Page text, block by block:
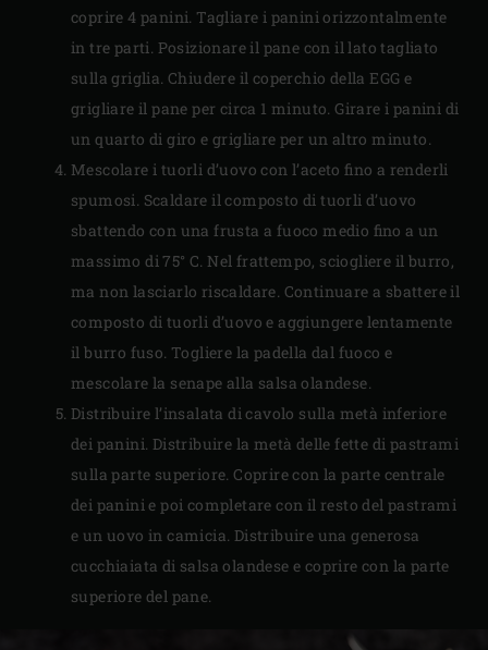
coprire 4 panini. Tagliare i panini orizzontalmente
in tre parti. Posizionare il pane con il lato tagliato
sulla griglia. Chiudere il coperchio della EGG e
grigliare il pane per circa 1 minuto. Girare i panini di
un quarto di giro e grigliare per un altro minuto.
Mescolare i tuorli d’uovo con l’aceto fino a renderli
spumosi. Scaldare il composto di tuorli d’uovo
sbattendo con una frusta a fuoco medio fino a un
massimo di 75° C. Nel frattempo, sciogliere il burro,
ma non lasciarlo riscaldare. Continuare a sbattere il
composto di tuorli d’uovo e aggiungere lentamente
il burro fuso. Togliere la padella dal fuoco e
mescolare la senape alla salsa olandese.
Distribuire l’insalata di cavolo sulla metà inferiore
dei panini. Distribuire la metà delle fette di pastrami
sulla parte superiore. Coprire con la parte centrale
dei panini e poi completare con il resto del pastrami
e un uovo in camicia. Distribuire una generosa
cucchiaiata di salsa olandese e coprire con la parte
superiore del pane.